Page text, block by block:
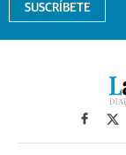
SUSCRÍBETE